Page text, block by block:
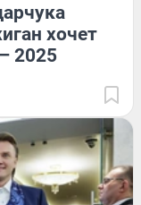
хочет
2025